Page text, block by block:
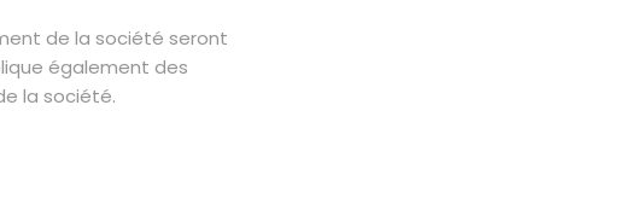
de la société seront
également des
la société.